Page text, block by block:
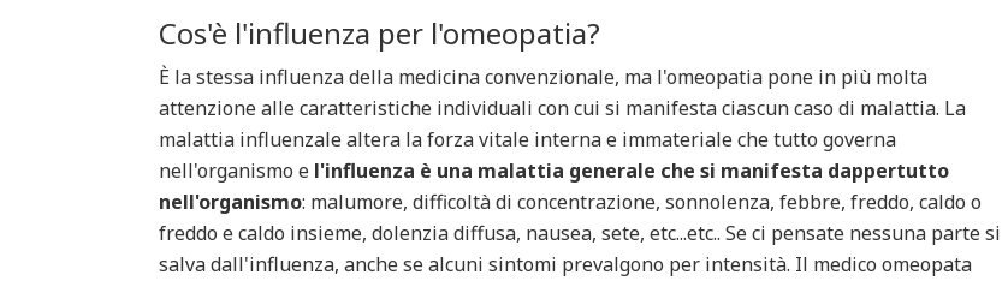
Cos'è l'influenza per l'omeopatia?
È la stessa influenza della medicina convenzionale, ma l'omeopatia pone in più molta
attenzione alle caratteristiche individuali con cui si manifesta ciascun caso di malattia. La
malattia influenzale altera la forza vitale interna e immateriale che tutto governa
nell'organismo e l'influenza è una malattia generale che si manifesta dappertutto
nell'organismo: malumore, difficoltà di concentrazione, sonnolenza, febbre, freddo, caldo o
freddo e caldo insieme, dolenzia diffusa, nausea, sete, etc...etc.. Se ci pensate nessuna parte si
salva dall'influenza, anche se alcuni sintomi prevalgono per intensità. Il medico omeopata